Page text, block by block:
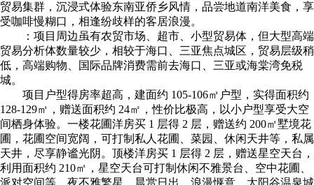
贸易集群，沉浸式体验东南亚侨乡风情，品尝地道南洋美食，享
受咖啡慢糊口，相逢纷歧样的客居浪漫。
：项目周边虽有农贸市场、超市、小型贸易体，但大型高端
贸易分析体数量较少，相较于海口、三亚焦点城区，贸易层级稍
低，高端购物、国际品牌消费需前去海口、三亚或海棠湾免税
城。
项目户型得房率超高，建面约 105-106㎡户型，实得面积约
128-129㎡，赠送面积约 24㎡，性价比极高，以小户型享受大空
间栖身体验。一楼花圃洋房买 1 层得 2 层，赠送约 200㎡墅境花
圃，花圃空间宽阔，可打制私人花圃、菜园、休闲天井等，私属
天井，尽享静谧光阴。顶楼洋房买 1 层得 2 层，赠送星空天台，
利用面积约 210㎡，星空天台可打制休闲不雅景台、空中花圃、
派对空间等，夜不雅繁星，晨赏日出，浪漫惬意。太阳谷温泉城